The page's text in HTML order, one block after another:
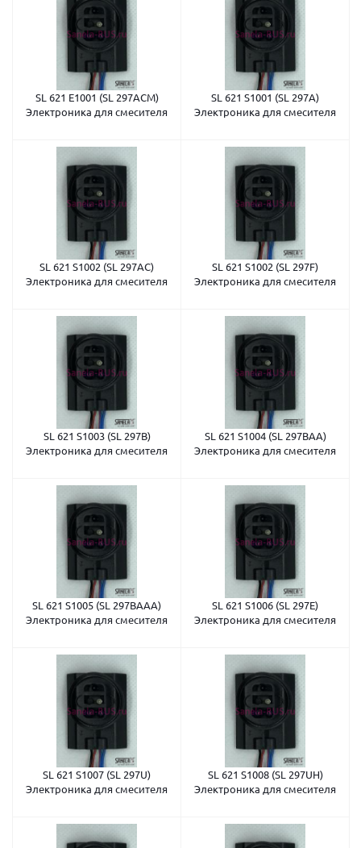
SL 621 E1001 (SL 297ACM)
Электроника для смесителя
SL 621 S1001 (SL 297A)
Электроника для смесителя
SL 621 S1002 (SL 297AC)
Электроника для смесителя
SL 621 S1002 (SL 297F)
Электроника для смесителя
SL 621 S1003 (SL 297B)
Электроника для смесителя
SL 621 S1004 (SL 297BAA)
Электроника для смесителя
SL 621 S1005 (SL 297BAAA)
Электроника для смесителя
SL 621 S1006 (SL 297E)
Электроника для смесителя
SL 621 S1007 (SL 297U)
Электроника для смесителя
SL 621 S1008 (SL 297UH)
Электроника для смесителя